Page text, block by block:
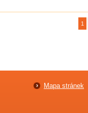
1
Mapa stránek